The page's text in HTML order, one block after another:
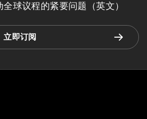
球议程的紧要问题（英文）
立即订阅